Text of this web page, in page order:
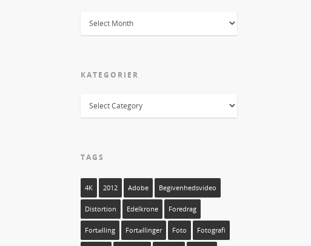
KATEGORIER
TAGS
4K 2012 Adobe Begivenhedsvideo
Distortion Edelkrone Foredrag
Fortælling Fortællinger Foto Fotografi